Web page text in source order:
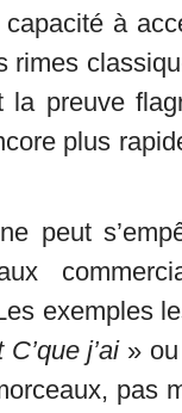
à
rimes
preuve
plus
peut
exemples
C’que j’ai »
pas